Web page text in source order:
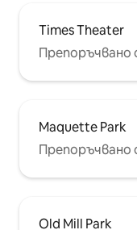
Times Theater
Maquette Park
Old Mill Park